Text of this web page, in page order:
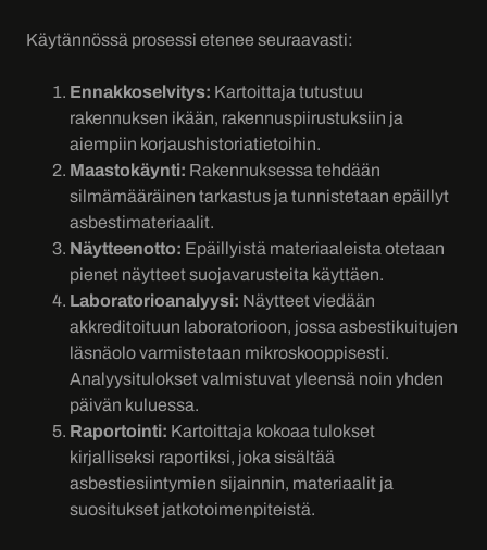
Käytännössä prosessi etenee seuraavasti:
Ennakkoselvitys: Kartoittaja tutustuu
rakennuksen ikään, rakennuspiirustuksiin ja
aiempiin korjaushistoriatietoihin.
Maastokäynti: Rakennuksessa tehdään
silmämääräinen tarkastus ja tunnistetaan epäillyt
asbestimateriaalit.
Näytteenotto: Epäillyistä materiaaleista otetaan
pienet näytteet suojavarusteita käyttäen.
Laboratorioanalyysi: Näytteet viedään
akkreditoituun laboratorioon, jossa asbestikuitujen
läsnäolo varmistetaan mikroskooppisesti.
Analyysitulokset valmistuvat yleensä noin yhden
päivän kuluessa.
Raportointi: Kartoittaja kokoaa tulokset
kirjalliseksi raportiksi, joka sisältää
asbestiesiintymien sijainnin, materiaalit ja
suositukset jatkotoimenpiteistä.